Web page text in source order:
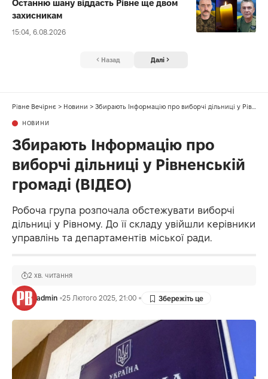
Останню шану віддасть Рівне ще двом
захисникам
15:04, 6.08.2026
Назад Далі
Рівне Вечірнє > Новини > Збирають Інформацію про виборчі дільниці у Рівненській громаді (ВІДЕО)
НОВИНИ
Збирають Інформацію про
виборчі дільниці у Рівненській
громаді (ВІДЕО)
Робоча група розпочала обстежувати виборчі
дільниці у Рівному. До її складу увійшли керівники
управлінь та департаментів міської ради.
admin 25 Лютого 2025, 21:00
2 хв. читання